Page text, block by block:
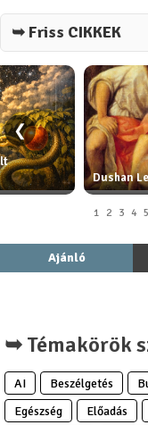
➥ Friss CIKKEK
❮
Dushan
1 2 3 4 5
Ajánló
➥ Témakörök
AI Beszélgetés
Egészség
Előadás